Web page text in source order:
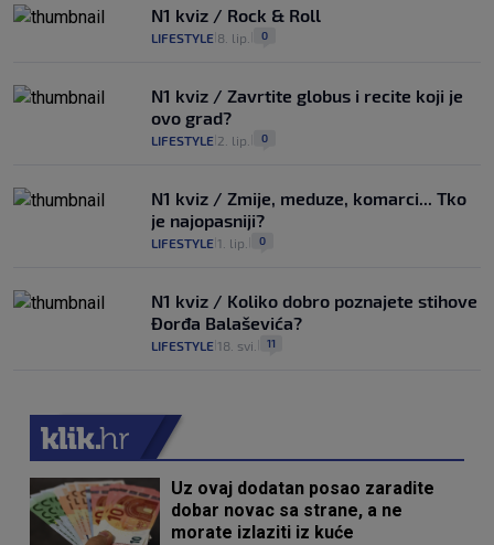
N1 kviz / Rock & Roll
LIFESTYLE 8. lip. 0
N1 kviz / Zavrtite globus i recite koji je
ovo grad?
LIFESTYLE 2. lip. 0
N1 kviz / Zmije, meduze, komarci... Tko
je najopasniji?
LIFESTYLE 1. lip. 0
N1 kviz / Koliko dobro poznajete stihove
Đorđa Balaševića?
LIFESTYLE 18. svi. 11
Uz ovaj dodatan posao zaradite
dobar novac sa strane, a ne
morate izlaziti iz kuće